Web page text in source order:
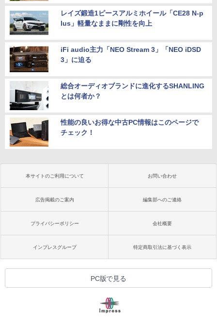
レイズ鍛造1ピースアルミホイール「CE28 N-p
lus」軽量なままに剛性を向上
iFi audio主力「NEO Stream 3」「NEO iDSD
3」に迫る
総合オーディオブランドに進化するSHANLING
とは何者か？
性能の良いお得な中古PC情報はこのページで
チェック！
本サイトのご利用について お問い合わせ
広告掲載のご案内 編集部へのご連絡
プライバシーポリシー 会社概要
インプレスグループ 特定商取引法に基づく表示
PC版で見る